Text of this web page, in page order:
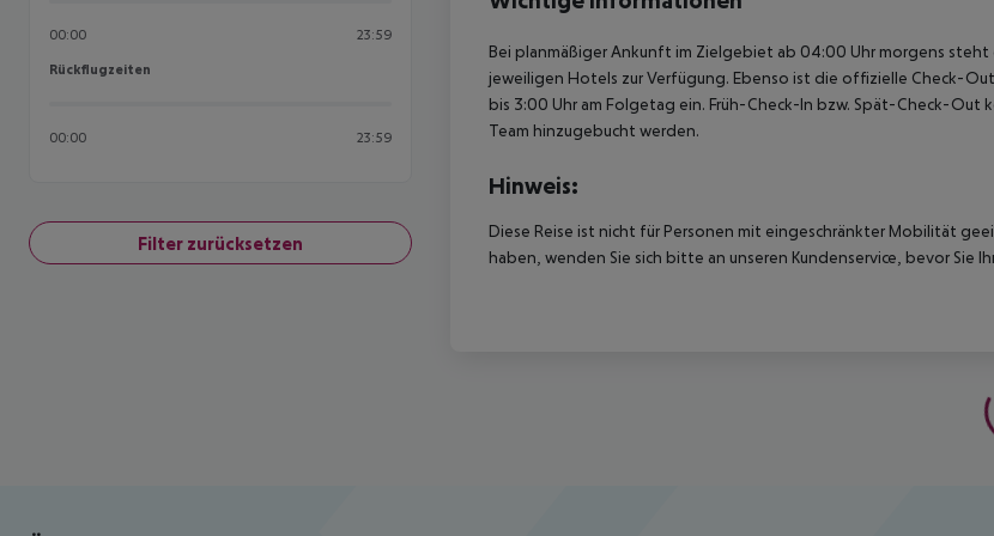
00:00 23:59
Rückflugzeiten
Rückflugzeiten
00:00 23:59
Filter zurücksetzen
Bei planmäßiger Ankunft im Zielgebiet ab 04:00 Uhr morgens
jeweiligen Hotels zur Verfügung. Ebenso ist die offizielle Check-
bis 3:00 Uhr am Folgetag ein. Früh-Check-In bzw. Spät-Check-Out
Team hinzugebucht werden.
Hinweis:
Diese Reise ist nicht für Personen mit eingeschränkter Mobilität
haben, wenden Sie sich bitte an unseren Kundenservice, bevor Sie